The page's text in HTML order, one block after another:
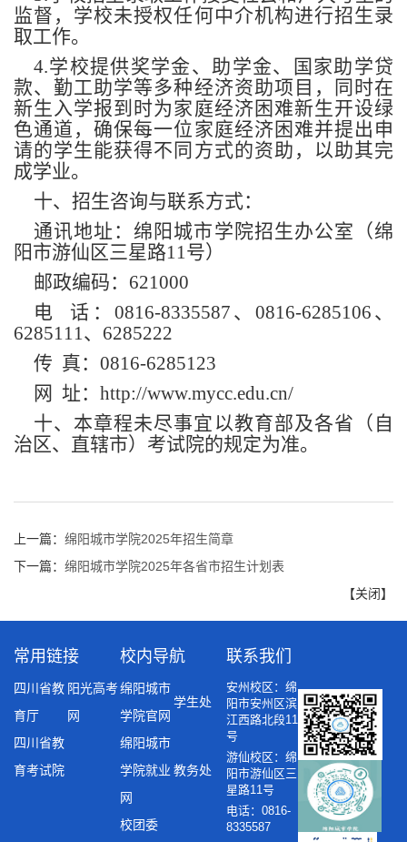
监督，学校未授权任何中介机构进行招生录
取工作。
4.学校提供奖学金、助学金、国家助学贷
款、勤工助学等多种经济资助项目，同时在
新生入学报到时为家庭经济困难新生开设绿
色通道，确保每一位家庭经济困难并提出申
请的学生能获得不同方式的资助，以助其完
成学业。
十、招生咨询与联系方式：
通讯地址：绵阳城市学院招生办公室（绵
阳市游仙区三星路11号）
邮政编码：621000
电 话：0816-8335587、0816-6285106、
6285111、6285222
传 真：0816-6285123
网 址：http://www.mycc.edu.cn/
十、本章程未尽事宜以教育部及各省（自
治区、直辖市）考试院的规定为准。
上一篇： 绵阳城市学院2025年招生简章
下一篇： 绵阳城市学院2025年各省市招生计划表
【关闭】
常用链接
四川省教
育厅
阳光高考
网
四川省教
育考试院
校内导航
绵阳城市
学院官网
学生处
绵阳城市
学院就业
网
教务处
校团委
联系我们
安州校区：绵
阳市安州区滨
江西路北段11
号
游仙校区：绵
阳市游仙区三
星路11号
电话：0816-
8335587